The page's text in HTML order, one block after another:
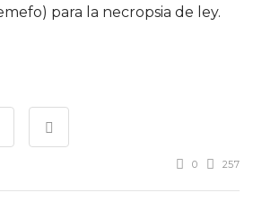
para la necropsia de ley.
0 257